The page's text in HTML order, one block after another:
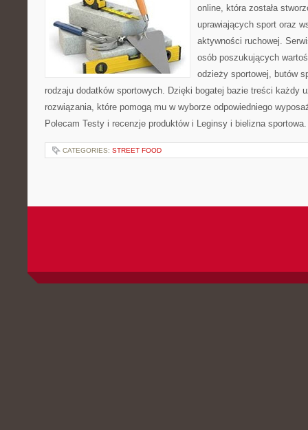
online, która została
uprawiających sport oraz
aktywności ruchowej.
osób poszukujących
odzieży sportowej, butów
rodzaju dodatków sportowych. Dzięki bogatej bazie treści każdy
rozwiązania, które pomogą mu w wyborze odpowiedniego
Polecam Testy i recenzje produktów i Leginsy i bielizna
CATEGORIES: STREET FOOD